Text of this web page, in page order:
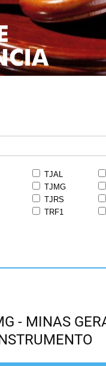
TJAL
TJMG
TJRS
TRF1
- MINAS